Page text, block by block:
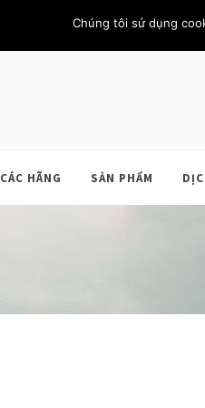
KHÁCH HÀNG LIÊN HỆ THÀNH
CÁC HÃNG SẢN PHẨM
Chúng tôi sử dụng